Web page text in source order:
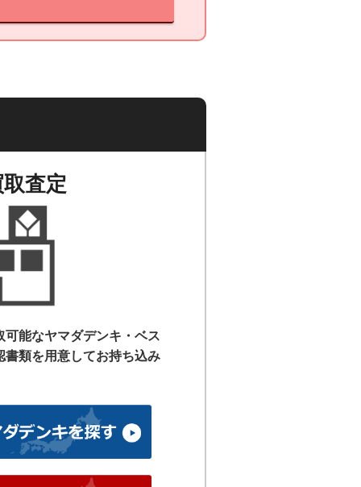
査定
能なヤマダデンキ・ベス
書類を用意してお持ち込み